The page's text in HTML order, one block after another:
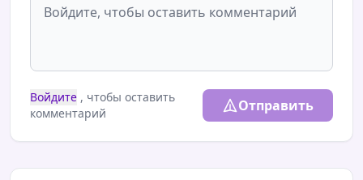
Войдите , чтобы оставить
комментарий
Отправить